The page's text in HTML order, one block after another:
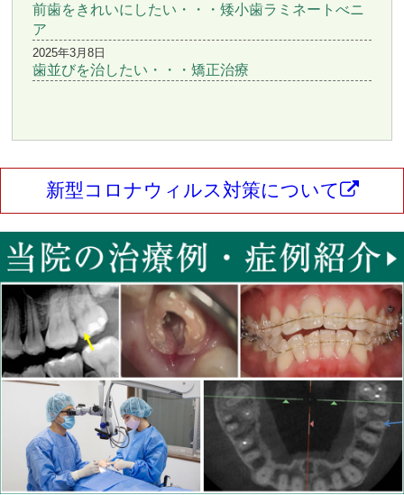
前歯をきれいにしたい・・・矮小歯ラミネートべニ
ア
2025年3月8日
歯並びを治したい・・・矯正治療
新型コロナウィルス対策について